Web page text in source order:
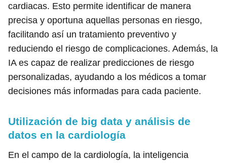
cardiacas. Esto permite identificar de manera
precisa y oportuna aquellas personas en riesgo,
facilitando así un tratamiento preventivo y
reduciendo el riesgo de complicaciones. Además, la
IA es capaz de realizar predicciones de riesgo
personalizadas, ayudando a los médicos a tomar
decisiones más informadas para cada paciente.
Utilización de big data y análisis de
datos en la cardiología
En el campo de la cardiología, la inteligencia